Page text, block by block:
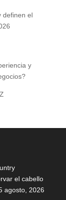
definen el
y
el cabello
agosto, 2026